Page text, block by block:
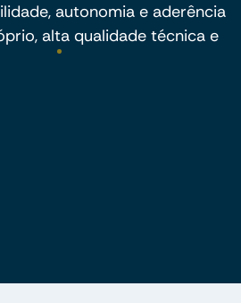
autonomia e aderência
alta qualidade técnica e